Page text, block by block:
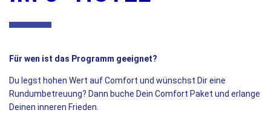
Für wen ist das Programm geeignet?
Du legst hohen Wert auf Comfort und wünschst Dir eine
Rundumbetreuung? Dann buche Dein Comfort Paket und erlange
Deinen inneren Frieden.